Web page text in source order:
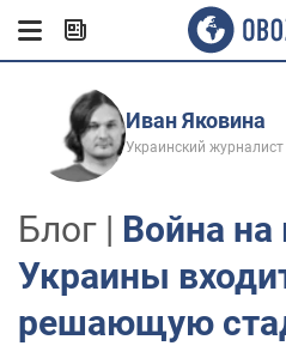
Иван Яковина
Украинский журналист
Блог | Война на
Украины
решающую